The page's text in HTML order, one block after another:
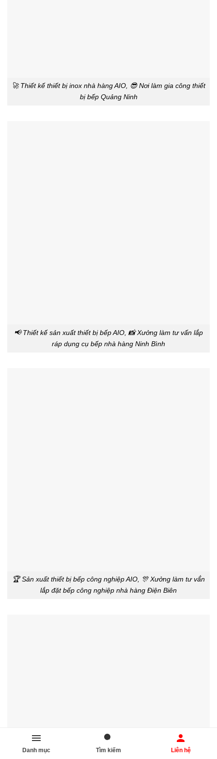
🚀 Thiết kế thiết bị inox nhà hàng AIO, 😎 Nơi làm gia công thiết
bị bếp Quảng Ninh
📢 Thiết kế sản xuất thiết bị bếp AIO, 📸 Xưởng làm tư vấn lắp
ráp dụng cụ bếp nhà hàng Ninh Bình
🏆 Sản xuất thiết bị bếp công nghiệp AIO, 🎊 Xưởng làm tư vấ́n
lắp đặt bếp công nghiệp nhà hàng Điện Biên
Danh mục Tìm kiếm Liên hệ